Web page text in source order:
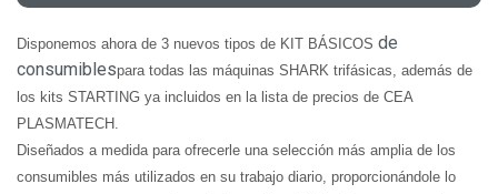
Disponemos ahora de 3 nuevos tipos de KIT BÁSICOS de
consumiblespara todas las máquinas SHARK trifásicas, además de
los kits STARTING ya incluidos en la lista de precios de CEA
PLASMATECH.
Diseñados a medida para ofrecerle una selección más amplia de los
consumibles más utilizados en su trabajo diario, proporcionándole lo